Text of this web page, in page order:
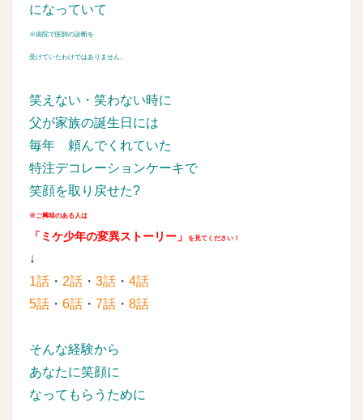
になっていて
※病院で医師の診断を
受けていたわけではありません。
笑えない・笑わない時に
父が家族の誕生日には
毎年 頼んでくれていた
特注デコレーションケーキで
笑顔を取り戻せた?
※ご興味のある人は
「ミケ少年の変異ストーリー」 を見てください！
↓
1話 ・ 2話 ・ 3話 ・ 4話
5話 ・ 6話 ・ 7話 ・ 8話
そんな経験から
あなたに笑顔に
なってもらうために